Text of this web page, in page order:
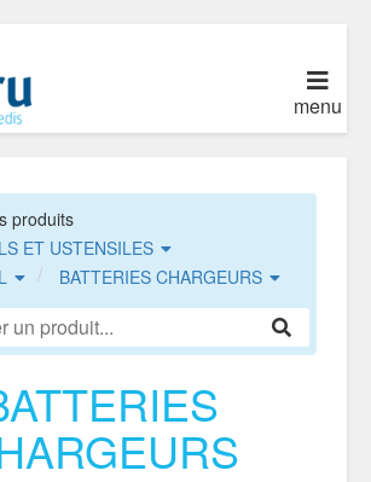
menu
produits
ET USTENSILES
BATTERIES CHARGEURS